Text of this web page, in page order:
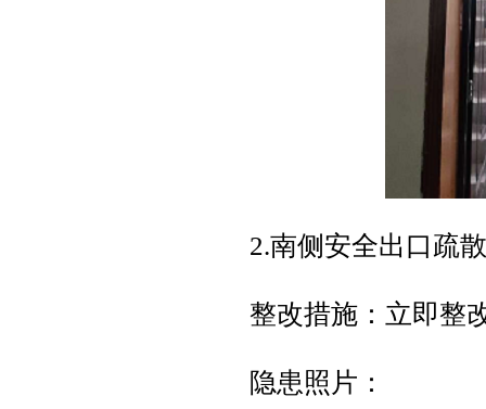
2.南侧安全出口疏
整改措施：立即整
隐患照片：